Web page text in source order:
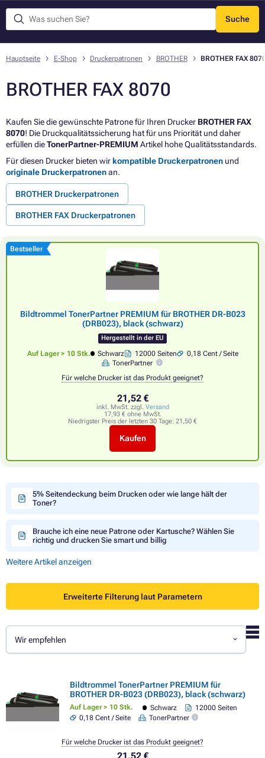
Suche
Menü
Hauptseite E-Shop Druckerpatronen BROTHER BROTHER FAX
BROTHER FAX 8070
Kaufen Sie die gewünschte Patrone für Ihren Drucker BROTHER FAX
8070! Die Druckqualitätssicherung hat für uns Priorität und daher
erfüllen dieTonerPartner-PREMIUM Artikel hohe Qualitätsstandards.
Für diesen Drucker bieten wir kompatible Druckerpatronen und
originale Druckerpatronenan.
BROTHER Druckerpatronen
BROTHER FAX Druckerpatronen
Bestseller
Bildtrommel TonerPartner PREMIUM für BROTHER DR-B023
(DRB023), black (schwarz)
Hergestellt in der EU
Auf Lager > 10 Stk. Schwarz 12000 Seiten
0,18 Cent / Seite
TonerPartner
Für welche Drucker ist das Produkt geeignet?
21,52 €
inkl. MwSt. zzgl. Versand
17,93 € ohne MwSt.
Niedrigster Preis der letzten 30 Tage: 21,50 €
Kaufen
5% Seitendeckung beim Drucken oder wie lange hält der
Toner?
Brauche ich eine neue Patrone oder Kartusche? Wählen Sie
richtig und drucken Sie smart und billig
Weitere Artikel anzeigen
Erweiterte Filterung laut Parametern
Wir empfehlen
Bildtrommel TonerPartner PREMIUM für
BROTHER DR-B023 (DRB023), black (schwarz)
Auf Lager > 10 Stk. Schwarz
12000 Seiten
0,18 Cent / Seite
TonerPartner
Für welche Drucker ist das Produkt geeignet?